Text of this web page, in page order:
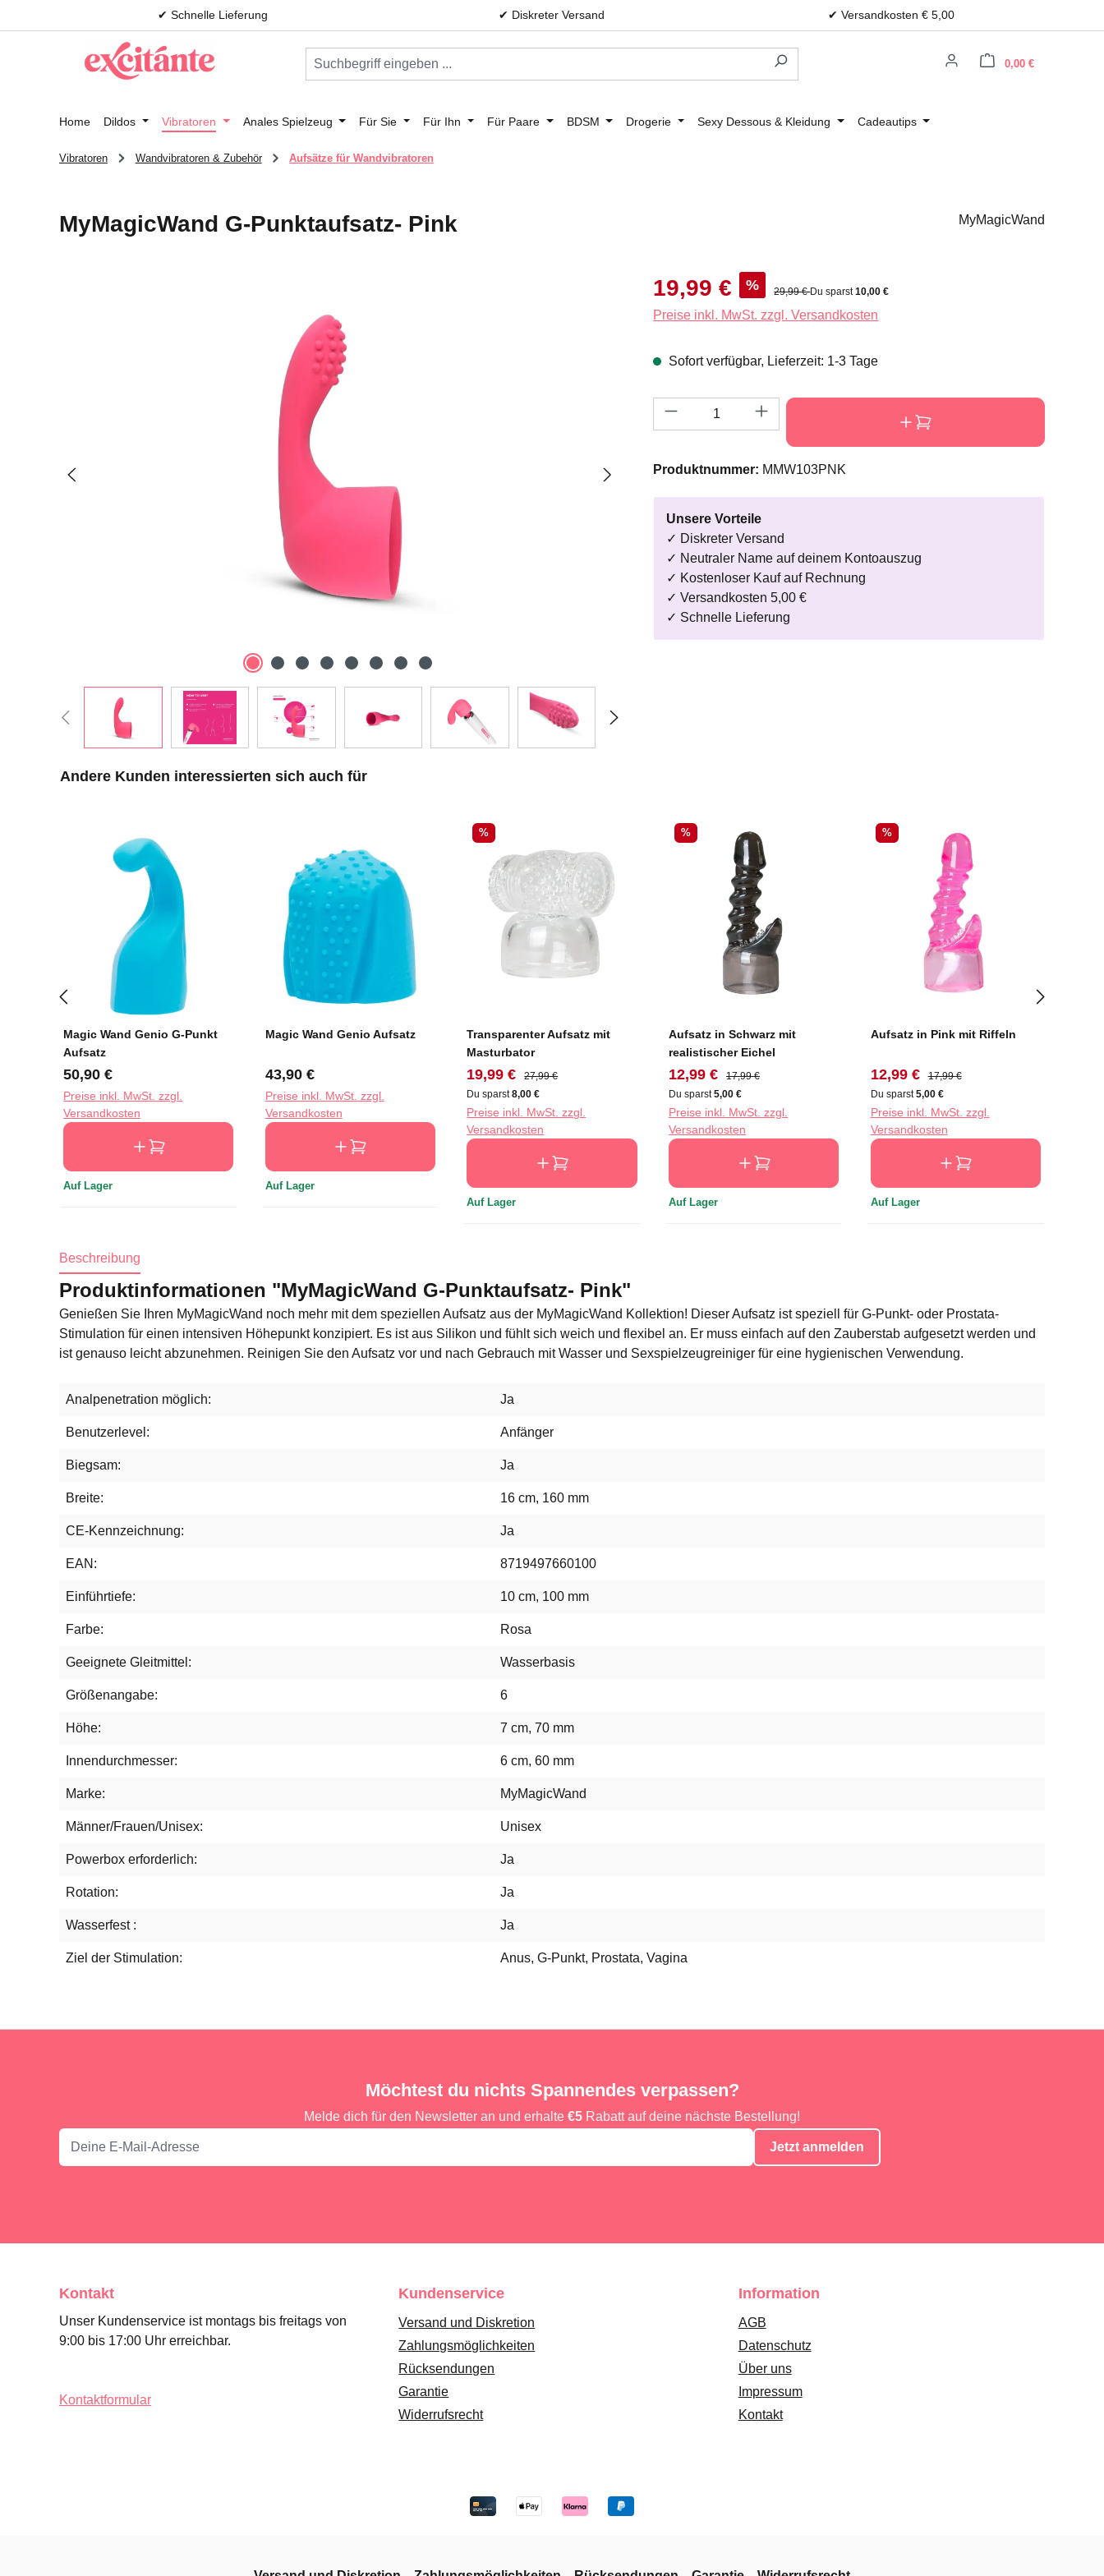
Zur Hauptnavigation springen✔ Schnelle Lieferung ✔ Diskreter Versand ✔ Versandkosten € 5,00
0,00 €
Home Dildos Vibratoren Anales Spielzeug Für Sie Für Ihn Für Paare BDSM Drogerie Sexy Dessous & Kleidung Cadeautips
Vibratoren Wandvibratoren & Zubehör Aufsätze für Wandvibratoren
MyMagicWand G-Punktaufsatz- Pink MyMagicWand
Verkaufspreis:
19,99 € % Regulärer Preis:
29,99 €Du sparst10,00 €
Preise inkl. MwSt. zzgl. Versandkosten
Sofort verfügbar, Lieferzeit: 1-3 Tage
Produkt Anzahl: Gib den gewünschten Wert ein
Produktnummer: MMW103PNK
Unsere Vorteile
✓ Diskreter Versand
✓ Neutraler Name auf deinem Kontoauszug
✓ Kostenloser Kauf auf Rechnung
✓ Versandkosten 5,00 €
✓ Schnelle Lieferung
Produktgalerie überspringen
Andere Kunden interessierten sich auch für
Magic Wand Genio G-Punkt
Aufsatz
Regulärer Preis:
50,90 €
Preise inkl. MwSt. zzgl.
Versandkosten
Auf Lager
Magic Wand Genio Aufsatz
Regulärer Preis:
43,90 €
Preise inkl. MwSt. zzgl.
Versandkosten
Auf Lager
Rabatt
%
Transparenter Aufsatz mit
Masturbator
Verkaufspreis:
19,99 € Regulärer Preis:
27,99 €
Du sparst8,00 €
Preise inkl. MwSt. zzgl.
Versandkosten
Auf Lager
Rabatt
%
Aufsatz in Schwarz mit
realistischer Eichel
Verkaufspreis:
12,99 € Regulärer Preis:
17,99 €
Du sparst5,00 €
Preise inkl. MwSt. zzgl.
Versandkosten
Auf Lager
Rabatt
%
Aufsatz in Pink mit Riffeln
Verkaufspreis:
12,99 € Regulärer Preis:
17,99 €
Du sparst5,00 €
Preise inkl. MwSt. zzgl.
Versandkosten
Auf Lager
Beschreibung
Produktinformationen "MyMagicWand G-Punktaufsatz- Pink"
Genießen Sie Ihren MyMagicWand noch mehr mit dem speziellen Aufsatz aus der MyMagicWand Kollektion! Dieser Aufsatz ist speziell für G-Punkt- oder Prostata-
Stimulation für einen intensiven Höhepunkt konzipiert. Es ist aus Silikon und fühlt sich weich und flexibel an. Er muss einfach auf den Zauberstab aufgesetzt werden und
ist genauso leicht abzunehmen. Reinigen Sie den Aufsatz vor und nach Gebrauch mit Wasser und Sexspielzeugreiniger für eine hygienischen Verwendung.
Analpenetration möglich: Ja
Benutzerlevel: Anfänger
Biegsam: Ja
Breite: 16 cm, 160 mm
CE-Kennzeichnung: Ja
EAN: 8719497660100
Einführtiefe: 10 cm, 100 mm
Farbe: Rosa
Geeignete Gleitmittel: Wasserbasis
Größenangabe: 6
Höhe: 7 cm, 70 mm
Innendurchmesser: 6 cm, 60 mm
Marke: MyMagicWand
Männer/Frauen/Unisex: Unisex
Powerbox erforderlich: Ja
Rotation: Ja
Wasserfest : Ja
Ziel der Stimulation: Anus, G-Punkt, Prostata, Vagina
Möchtest du nichts Spannendes verpassen?
Melde dich für den Newsletter an und erhalte €5 Rabatt auf deine nächste Bestellung!
Jetzt anmelden
Kontakt
Unser Kundenservice ist montags bis freitags von
9:00 bis 17:00 Uhr erreichbar.
Kontaktformular
Kundenservice
Versand und Diskretion
Zahlungsmöglichkeiten
Rücksendungen
Garantie
Widerrufsrecht
Information
AGB
Datenschutz
Über uns
Impressum
Kontakt